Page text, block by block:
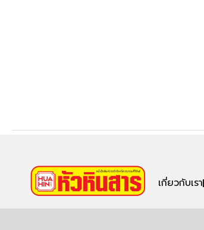
เกี่ยวกับเรา